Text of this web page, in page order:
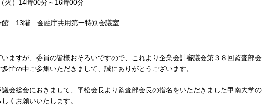
火）14時00分～16時00分
館 13階 金融庁共用第一特別会議室
ますが、委員の皆様おそろいですので、これより企業会計審議会第３８回監査部会
忙の中ご参集いただきまして、誠にありがとうございます。
会総会におきまして、平松会長より監査部会長の指名をいただきました甲南大学の
くお願いいたします。